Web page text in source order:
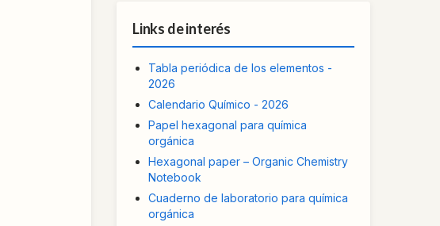
Links de interés
Tabla periódica de los elementos -
2026
Calendario Químico - 2026
Papel hexagonal para química
orgánica
Hexagonal paper – Organic Chemistry
Notebook
Cuaderno de laboratorio para química
orgánica